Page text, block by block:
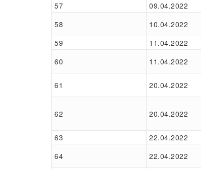
57
09.04.2022
58
10.04.2022
59
11.04.2022
60
11.04.2022
61
20.04.2022
62 20.04.2022
63
22.04.2022
64
22.04.2022